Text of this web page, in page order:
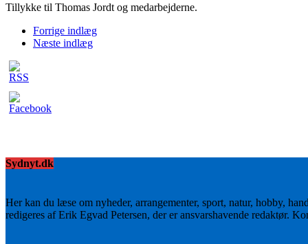
Tillykke til Thomas Jordt og medarbejderne.
Forrige indlæg
Næste indlæg
Sydnyt.dk
Her kan du læse om nyheder, arrangementer, sport, natur, hobby,
redigeres af Erik Egvad Petersen, der er ansvarshavende redaktør.